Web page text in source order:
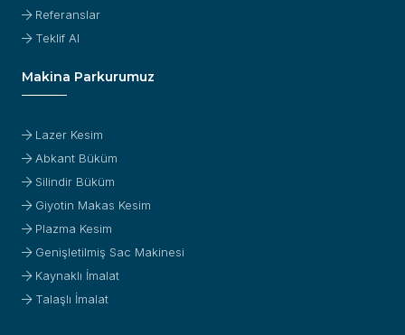
Referanslar
Teklif Al
Makina Parkurumuz
Lazer Kesim
Abkant Büküm
Silindir Büküm
Giyotin Makas Kesim
Plazma Kesim
Genişletilmiş Sac Makinesi
Kaynaklı İmalat
Talaşlı İmalat